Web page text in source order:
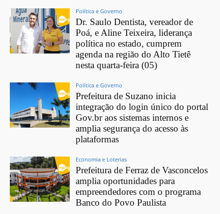
Política e Governo
Dr. Saulo Dentista, vereador de
Poá, e Aline Teixeira, liderança
política no estado, cumprem
agenda na região do Alto Tietê
nesta quarta-feira (05)
Política e Governo
Prefeitura de Suzano inicia
integração do login único do portal
Gov.br aos sistemas internos e
amplia segurança do acesso às
plataformas
Economia e Loterias
Prefeitura de Ferraz de Vasconcelos
amplia oportunidades para
empreendedores com o programa
Banco do Povo Paulista